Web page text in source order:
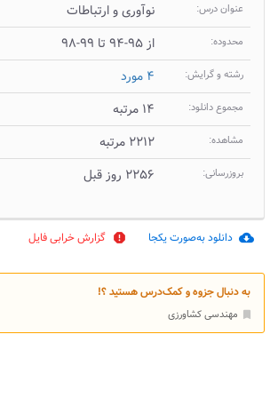
عنوان درس: نوآوری و ارتباطات
محدوده: از ۹۵-۹۴ تا ۹۹-۹۸
رشته و گرایش: ۴ مورد
مجموع دانلود: ۱۴ مرتبه
مشاهده: ۲۲۱۲ مرتبه
بروزرسانی: ۲۲۵۶ روز قبل
cloud_download دانلود به‌صورت یکجا report گزارش خرابی فایل
به دنبال جزوه و کمک‌درس هستید ؟!
مهندسی کشاورزی